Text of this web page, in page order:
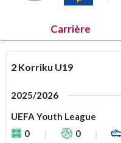
Carrière
2 Korriku U19
2025/2026
UEFA Youth League
0
0